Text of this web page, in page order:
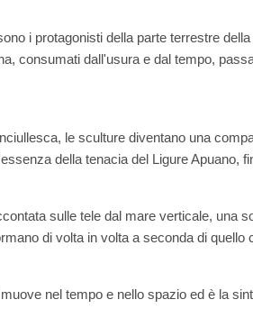
i protagonisti della parte terrestre
consumati dall'usura e dal tempo,
le sculture diventano una
della tenacia del Ligure Apuano,
sulle tele dal mare verticale, una
di volta in volta a seconda di quello
nel tempo e nello spazio ed è la